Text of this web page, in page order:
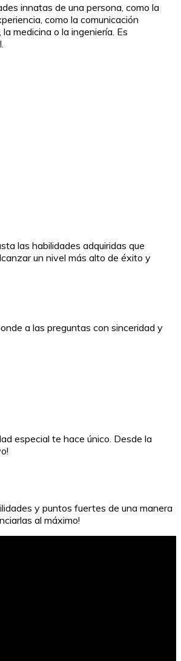
innatas de una persona, como la
como la comunicación
medicina o la ingeniería. Es
las habilidades adquiridas que
un nivel más alto de éxito y
a las preguntas con sinceridad y
especial te hace único. Desde la
y puntos fuertes de una manera
al máximo!